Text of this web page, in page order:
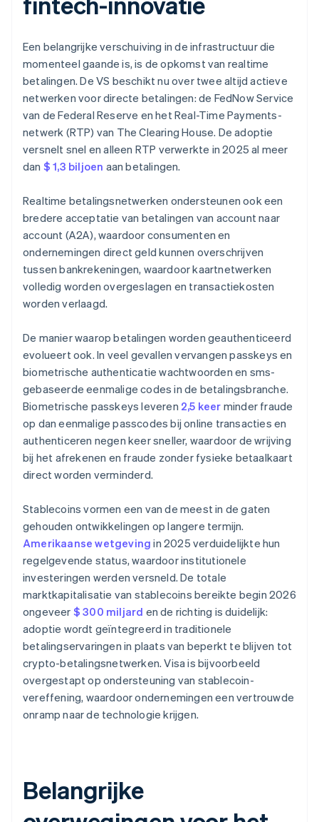
Een belangrijke verschuiving in de infrastructuur die
momenteel gaande is, is de opkomst van realtime
betalingen. De VS beschikt nu over twee altijd actieve
netwerken voor directe betalingen: de FedNow Service
van de Federal Reserve en het Real-Time Payments-
netwerk (RTP) van The Clearing House. De adoptie
versnelt snel en alleen RTP verwerkte in 2025 al meer
dan $ 1,3 biljoen aan betalingen.
Realtime betalingsnetwerken ondersteunen ook een
bredere acceptatie van betalingen van account naar
account (A2A), waardoor consumenten en
ondernemingen direct geld kunnen overschrijven
tussen bankrekeningen, waardoor kaartnetwerken
volledig worden overgeslagen en transactiekosten
worden verlaagd.
De manier waarop betalingen worden geauthenticeerd
evolueert ook. In veel gevallen vervangen passkeys en
biometrische authenticatie wachtwoorden en sms-
gebaseerde eenmalige codes in de betalingsbranche.
Biometrische passkeys leveren 2,5 keer minder fraude
op dan eenmalige passcodes bij online transacties en
authenticeren negen keer sneller, waardoor de wrijving
bij het afrekenen en fraude zonder fysieke betaalkaart
direct worden verminderd.
Stablecoins vormen een van de meest in de gaten
gehouden ontwikkelingen op langere termijn.
Amerikaanse wetgeving in 2025 verduidelijkte hun
regelgevende status, waardoor institutionele
investeringen werden versneld. De totale
marktkapitalisatie van stablecoins bereikte begin 2026
ongeveer $ 300 miljard en de richting is duidelijk:
adoptie wordt geïntegreerd in traditionele
betalingservaringen in plaats van beperkt te blijven tot
crypto-betalingsnetwerken. Visa is bijvoorbeeld
overgestapt op ondersteuning van stablecoin-
vereffening, waardoor ondernemingen een vertrouwde
onramp naar de technologie krijgen.
Belangrijke